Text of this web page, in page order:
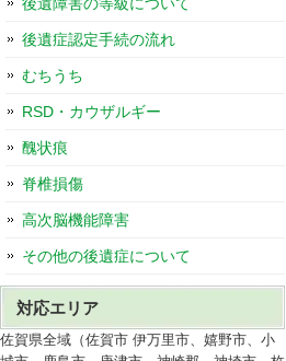
後遺症認定手続の流れ
むちうち
RSD・カウザルギー
醜状痕
脊椎損傷
高次脳機能障害
その他の後遺症について
対応エリア
佐賀県全域（佐賀市 伊万里市、嬉野市、小